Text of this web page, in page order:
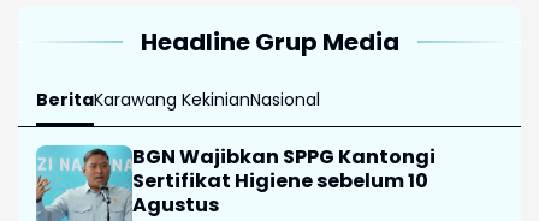
Headline Grup Media
BeritaKarawang KekinianNasional
BGN Wajibkan SPPG Kantongi
Sertifikat Higiene sebelum 10
Agustus